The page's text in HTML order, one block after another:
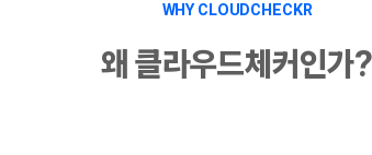
WHY CLOUDCHECKR
왜 클라우드체커인가?